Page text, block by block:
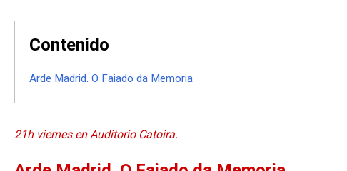
Contenido
Arde Madrid. O Faiado da Memoria
21h viernes en Auditorio Catoira.